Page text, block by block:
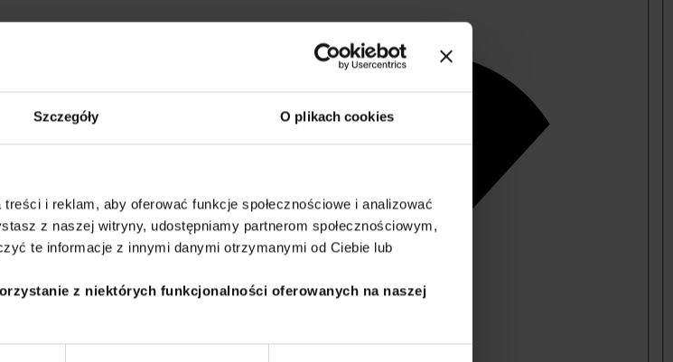
Szczegóły O plikach cookies
i reklam, aby oferować funkcje społecznościowe i analizować
z naszej witryny, udostępniamy partnerom społecznościowym,
te informacje z innymi danymi otrzymanymi od Ciebie lub
z niektórych funkcjonalności oferowanych na naszej